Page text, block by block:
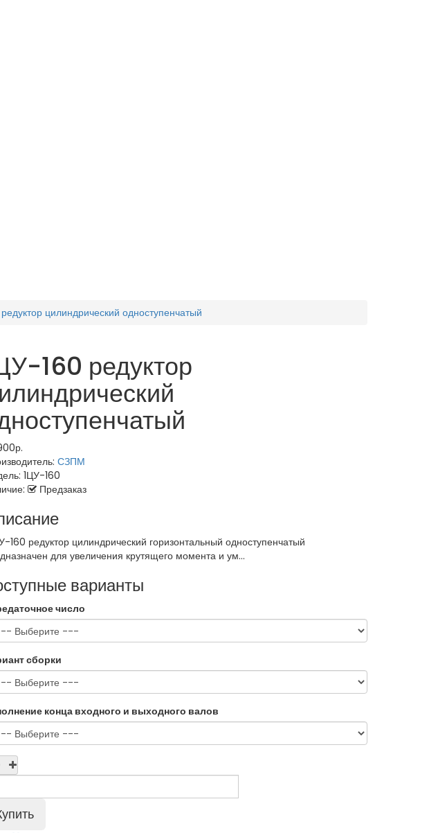
цилиндрический одноступенчатый
160 редуктор
СЗПМ
1ЦУ-160
Предзаказ
160 редуктор цилиндрический горизонтальный одноступенчатый
для увеличения крутящего момента и ум...
варианты
число
сборки
конца входного и выходного валов